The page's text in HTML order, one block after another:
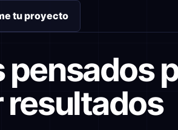
tu proyecto